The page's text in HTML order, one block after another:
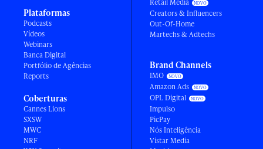
Plataformas
Podcasts
Vídeos
Webinars
Banca Digital
Portfólio de Agências
Reports
Coberturas
Cannes Lions
SXSW
MWC
NRF
Creators & Influencers
Out-Of-Home
Martechs & Adtechs
Brand Channels
IMO
Amazon Ads
OPL Digital
Impulso
PicPay
Nós Inteligência
Vistar Media